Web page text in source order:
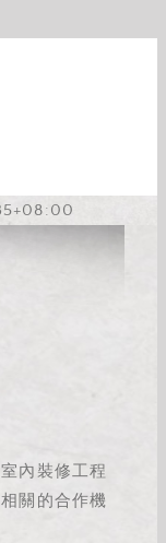
內裝修工程
關的合作機